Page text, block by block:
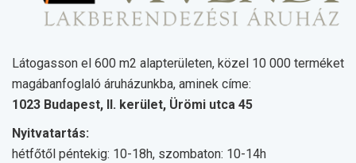
Látogasson el 600 m2 alapterületen, közel 10 000 terméket
magábanfoglaló áruházunkba, aminek címe:
1023 Budapest, II. kerület, Ürömi utca 45
Nyitvatartás:
hétfőtől péntekig: 10-18h, szombaton: 10-14h